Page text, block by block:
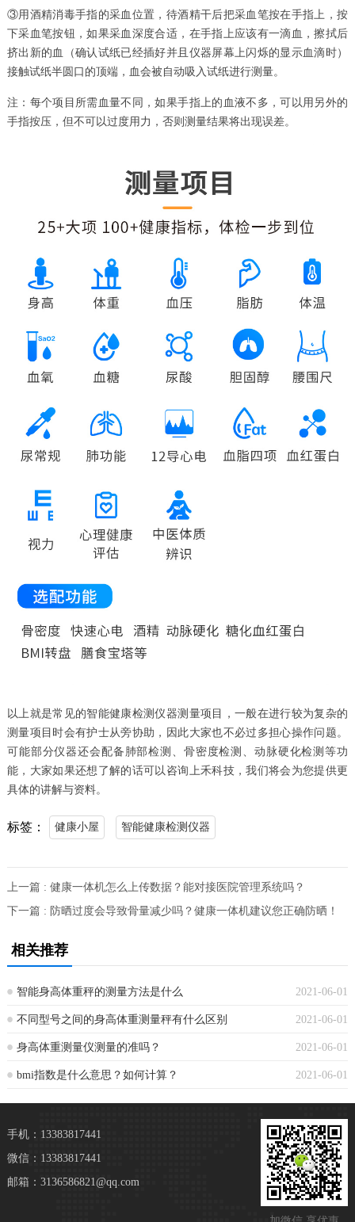
③用酒精消毒手指的采血位置，待酒精干后把采血笔按在手指上，按
下采血笔按钮，如果采血深度合适，在手指上应该有一滴血，擦拭后
挤出新的血（确认试纸已经插好并且仪器屏幕上闪烁的显示血滴时）
接触试纸半圆口的顶端，血会被自动吸入试纸进行测量。
注：每个项目所需血量不同，如果手指上的血液不多，可以用另外的
手指按压，但不可以过度用力，否则测量结果将出现误差。
以上就是常见的智能健康检测仪器测量项目，一般在进行较为复杂的
测量项目时会有护士从旁协助，因此大家也不必过多担心操作问题。
可能部分仪器还会配备肺部检测、骨密度检测、动脉硬化检测等功
能，大家如果还想了解的话可以咨询上禾科技，我们将会为您提供更
具体的讲解与资料。
标签： 健康小屋 智能健康检测仪器
上一篇 : 健康一体机怎么上传数据？能对接医院管理系统吗？
下一篇 : 防晒过度会导致骨量减少吗？健康一体机建议您正确防晒！
相关推荐
2021-06-01
智能身高体重秤的测量方法是什么
2021-06-01
不同型号之间的身高体重测量秤有什么区别
2021-06-01
身高体重测量仪测量的准吗？
2021-06-01
bmi指数是什么意思？如何计算？
手机：13383817441
微信：13383817441
邮箱：3136586821@qq.com